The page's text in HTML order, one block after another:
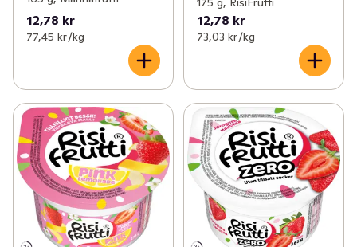
12,78 kr
77,45 kr /kg
12,78 kr
73,03 kr /kg